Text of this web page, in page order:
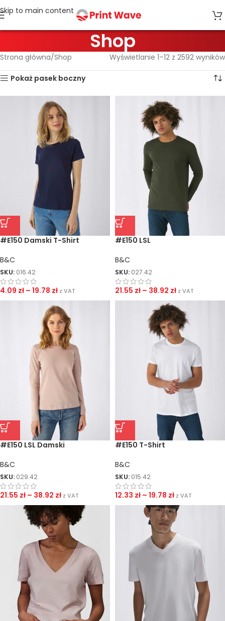
Skip to main content
Shop
Strona główna Shop Wyświetlanie 1–12 z 2592 wyników
Pokaż pasek boczny
#E150 Damski T-Shirt
B&C
SKU: 016.42
4.09 zł – 19.78 zł z VAT
#E150 LSL
B&C
SKU: 027.42
21.55 zł – 38.92 zł z VAT
#E150 LSL Damski
B&C
SKU: 029.42
21.55 zł – 38.92 zł z VAT
#E150 T-Shirt
B&C
SKU: 015.42
12.33 zł – 19.78 zł z VAT